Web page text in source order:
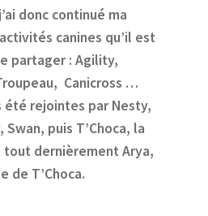
donc continué ma
canines qu’il est
partager : Agility,
Canicross …
été rejointes par Nesty,
puis T’Choca, la
dernièrement Arya,
de T’Choca.